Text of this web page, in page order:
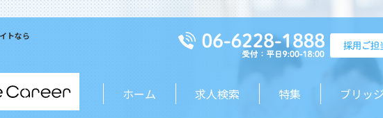
トなら
ホーム 求人検索 特集 ブリッ